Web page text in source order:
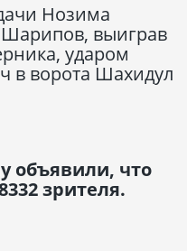
Нозима
выиграв
ударом
в ворота Шахидул
объявили, что
зрителя.